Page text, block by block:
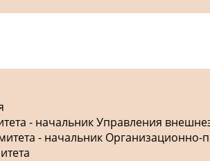
- начальник Управления
- начальник Организационно-